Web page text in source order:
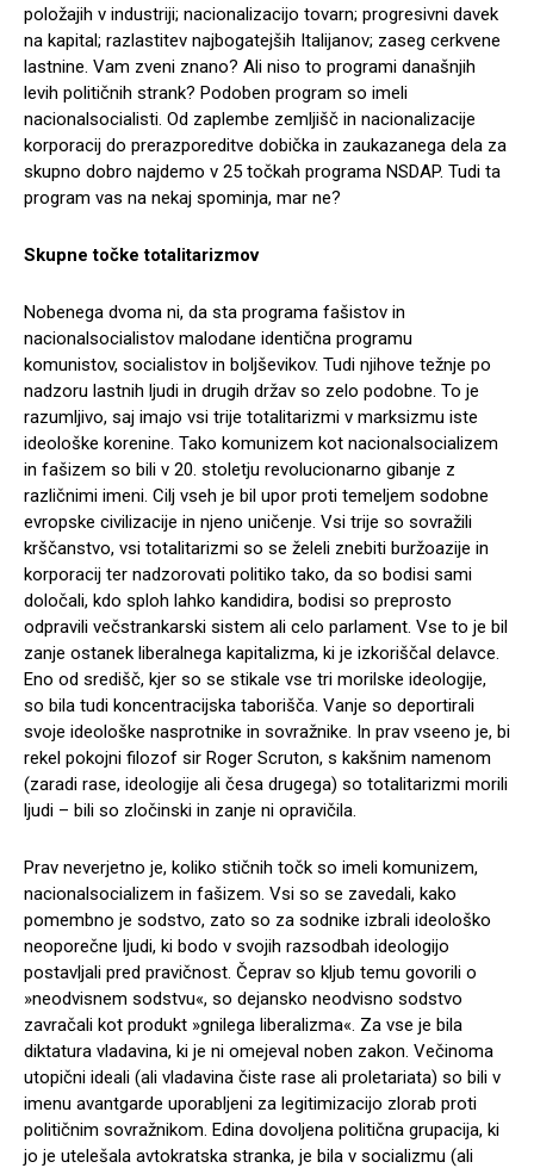
položajih v industriji; nacionalizacijo tovarn; progresivni davek
na kapital; razlastitev najbogatejših Italijanov; zaseg cerkvene
lastnine. Vam zveni znano? Ali niso to programi današnjih
levih političnih strank? Podoben program so imeli
nacionalsocialisti. Od zaplembe zemljišč in nacionalizacije
korporacij do prerazporeditve dobička in zaukazanega dela za
skupno dobro najdemo v 25 točkah programa NSDAP. Tudi ta
program vas na nekaj spominja, mar ne?
Skupne točke totalitarizmov
Nobenega dvoma ni, da sta programa fašistov in
nacionalsocialistov malodane identična programu
komunistov, socialistov in boljševikov. Tudi njihove težnje po
nadzoru lastnih ljudi in drugih držav so zelo podobne. To je
razumljivo, saj imajo vsi trije totalitarizmi v marksizmu iste
ideološke korenine. Tako komunizem kot nacionalsocializem
in fašizem so bili v 20. stoletju revolucionarno gibanje z
različnimi imeni. Cilj vseh je bil upor proti temeljem sodobne
evropske civilizacije in njeno uničenje. Vsi trije so sovražili
krščanstvo, vsi totalitarizmi so se želeli znebiti buržoazije in
korporacij ter nadzorovati politiko tako, da so bodisi sami
določali, kdo sploh lahko kandidira, bodisi so preprosto
odpravili večstrankarski sistem ali celo parlament. Vse to je bil
zanje ostanek liberalnega kapitalizma, ki je izkoriščal delavce.
Eno od središč, kjer so se stikale vse tri morilske ideologije,
so bila tudi koncentracijska taborišča. Vanje so deportirali
svoje ideološke nasprotnike in sovražnike. In prav vseeno je, bi
rekel pokojni filozof sir Roger Scruton, s kakšnim namenom
(zaradi rase, ideologije ali česa drugega) so totalitarizmi morili
ljudi – bili so zločinski in zanje ni opravičila.
Prav neverjetno je, koliko stičnih točk so imeli komunizem,
nacionalsocializem in fašizem. Vsi so se zavedali, kako
pomembno je sodstvo, zato so za sodnike izbrali ideološko
neoporečne ljudi, ki bodo v svojih razsodbah ideologijo
postavljali pred pravičnost. Čeprav so kljub temu govorili o
»neodvisnem sodstvu«, so dejansko neodvisno sodstvo
zavračali kot produkt »gnilega liberalizma«. Za vse je bila
diktatura vladavina, ki je ni omejeval noben zakon. Večinoma
utopični ideali (ali vladavina čiste rase ali proletariata) so bili v
imenu avantgarde uporabljeni za legitimizacijo zlorab proti
političnim sovražnikom. Edina dovoljena politična grupacija, ki
jo je utelešala avtokratska stranka, je bila v socializmu (ali